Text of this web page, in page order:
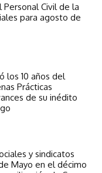
Personal Civil de la
para agosto de
los 10 años del
Prácticas
de su inédito
y sindicatos
Mayo en el décimo